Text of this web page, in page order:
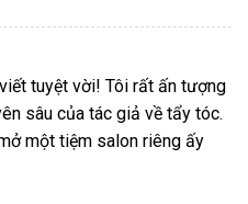
tuyệt vời! Tôi rất ấn tượng
sâu của tác giả về tẩy tóc.
một tiệm salon riêng ấy